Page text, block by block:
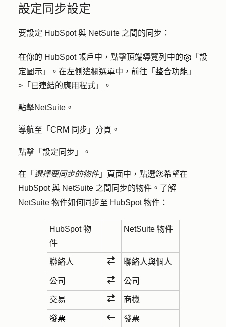
設定同步設定
要設定 HubSpot 與 NetSuite 之間的同步：
在你的 HubSpot 帳戶中，點擊頂端導覽列中的
「設
定圖示」。在左側邊欄選單中，前往 「整合功能」
>「已連結的應用程式」
。
點擊NetSuite 。
導航至「 CRM 同步 」分頁。
點擊「 設定同步 」。
在「 選擇要同步的物件」頁面中，點選您希望在
HubSpot 與 NetSuite 之間同步的物件 。了解
NetSuite 物件如何同步至 HubSpot 物件：
HubSpot 物
件
NetSuite 物件
聯絡人 聯絡人與個人
公司 公司
交易 商機
發票 發票